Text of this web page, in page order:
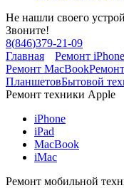
Не нашли своего
Звоните!
8(846)379-21-09
Главная
Ремонт iPhone
Ремонт MacBook
ПланшетовБытовой
Ремонт техники Apple
iPhone
iPad
MacBook
iMac
Ремонт мобильной